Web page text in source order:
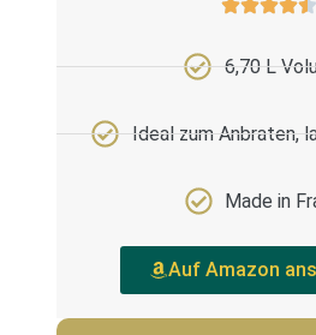
6,70 L
Ideal zum Anbraten,
Made in
Auf Amazon